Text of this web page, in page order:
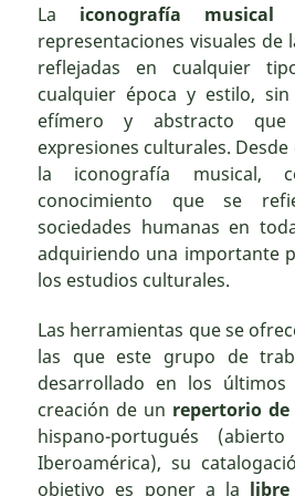
La iconografía musical
representaciones visuales de
reflejadas en cualquier
cualquier época y estilo,
efímero y abstracto que
expresiones culturales.
la iconografía musical,
conocimiento que se
sociedades humanas en
adquiriendo una importante
los estudios culturales.
Las herramientas que se
las que este grupo de
desarrollado en los
creación de un repertorio
hispano-portugués
Iberoamérica), su
objetivo es poner a la